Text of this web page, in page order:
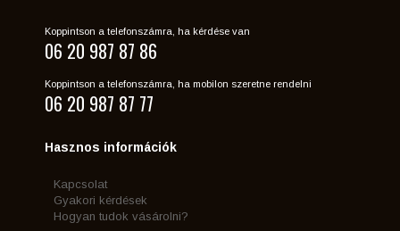
Koppintson a telefonszámra, ha kérdése van
06 20 987 87 86
Koppintson a telefonszámra, ha mobilon szeretne rendelni
06 20 987 87 77
Hasznos információk
Kapcsolat
Gyakori kérdések
Hogyan tudok vásárolni?